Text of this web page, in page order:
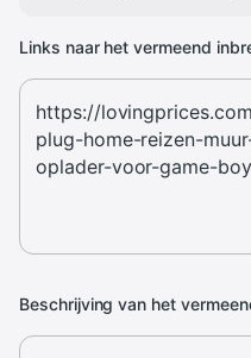
Links naar het vermeend
Beschrijving van het